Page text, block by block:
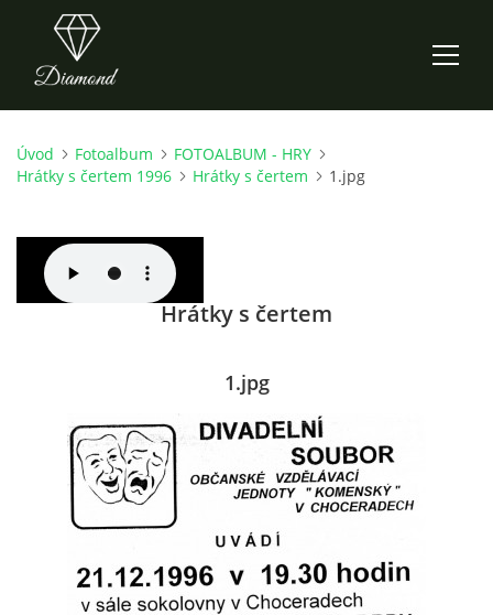
ÚVOD
O NÁS
CO NOVÉHO ZKOUŠÍME
KDY, KDE A CO HRAJEME
Úvod Fotoalbum
FOTOALBUM - HRY
Hrátky s čertem 1996
Hrátky s čertem 1.jpg
Hrátky s čertem
1.jpg